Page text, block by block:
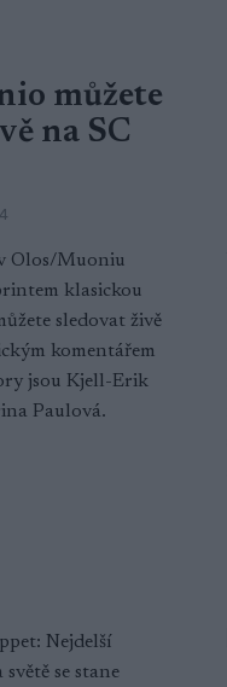
můžete
na SC
Olos/Muoniu
klasickou
sledovat živě
komentářem
jsou Kjell-Erik
Paulová.